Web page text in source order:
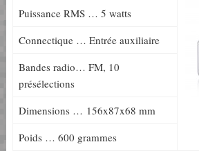
Puissance RMS … 5 watts
Connectique … Entrée auxiliaire
Bandes radio… FM, 10
présélections
Dimensions … 156x87x68 mm
Poids … 600 grammes